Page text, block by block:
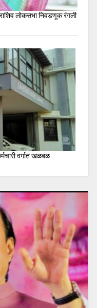
लोकसभा निवडणूक रंगली
वर्गात खळबळ